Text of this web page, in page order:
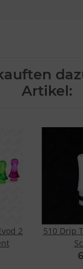
Artikel:
2
510 Drip